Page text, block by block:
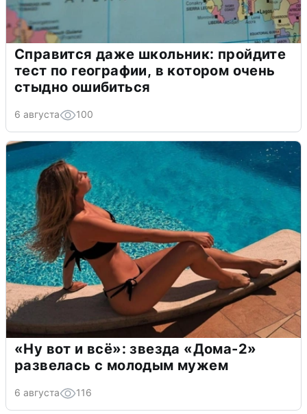
Справится даже школьник: пройдите
тест по географии, в котором очень
стыдно ошибиться
6 августа 100
«Ну вот и всё»: звезда «Дома-2»
развелась с молодым мужем
6 августа 116